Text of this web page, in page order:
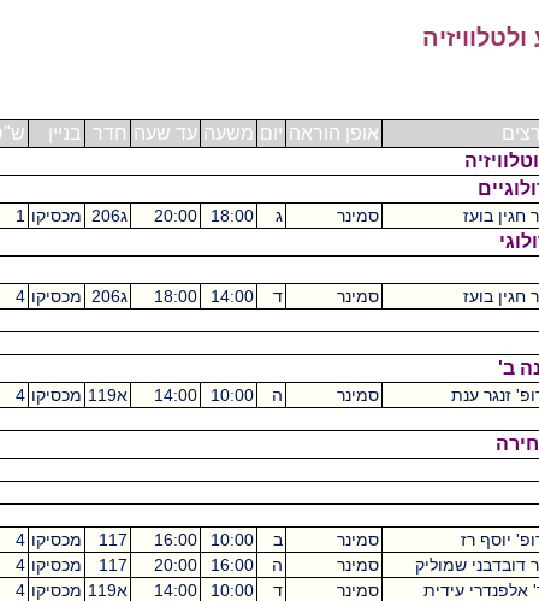
אופן הוראה יום משעה עד שעה חדר בניין ש"ס
בועז סמינר 18:00
20:00 מכסיקו 1
בועז סמינר 14:00
18:00 מכסיקו 4
ב'
זנגר ענת סמינר 10:00
14:00 מכסיקו 4
יוסף רז סמינר 10:00
16:00
117 מכסיקו 4
שמוליק
סמינר 16:00
20:00
117 מכסיקו 4
עידית
סמינר 10:00
14:00 מכסיקו 4